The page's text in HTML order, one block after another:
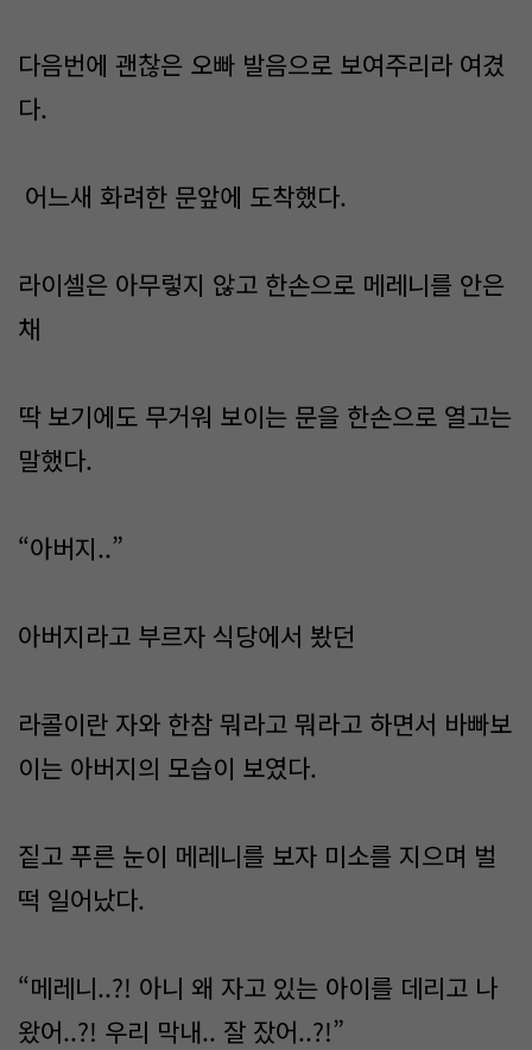
다음번에 괜찮은 오빠 발음으로 보여주리라 여겼
다.
어느새 화려한 문앞에 도착했다.
라이셀은 아무렇지 않고 한손으로 메레니를 안은
채
딱 보기에도 무거워 보이는 문을 한손으로 열고는
말했다.
“아버지..”
아버지라고 부르자 식당에서 봤던
라콜이란 자와 한참 뭐라고 뭐라고 하면서 바빠보
이는 아버지의 모습이 보였다.
짙고 푸른 눈이 메레니를 보자 미소를 지으며 벌
떡 일어났다.
“메레니..?! 아니 왜 자고 있는 아이를 데리고 나
왔어..?! 우리 막내.. 잘 잤어..?!”